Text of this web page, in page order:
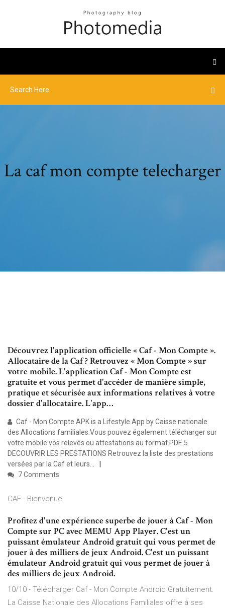
La caf mon compte telecharger
‎Découvrez l'application officielle « Caf - Mon Compte ».
Allocataire de la Caf ? Retrouvez « Mon Compte » sur
votre mobile. L'application Caf - Mon Compte est
gratuite et vous permet d'accéder de manière simple,
pratique et sécurisée aux informations relatives à votre
dossier d'allocataire. L'app…
Caf - Mon Compte APK is a Lifestyle App by Caisse nationale
des Allocations familiales.Vous pouvez également télécharger sur
votre mobile vos relevés ou attestations au format PDF. 5.
DECOUVRIR LES PRESTATIONS Retrouvez la liste des prestations
versées par la Caf et leurs...
7 Comments
CAF - Bienvenue
Profitez d'une expérience superbe de jouer à Caf - Mon
Compte sur PC avec MEMU App Player. C'est un
puissant émulateur Android gratuit qui vous permet de
jouer à des milliers de jeux Android. C'est un puissant
émulateur Android gratuit qui vous permet de jouer à
des milliers de jeux Android.
10/10 - Télécharger Caf - Mon Compte Android Gratuitement.
La Caisse Nationale des Allocations Familiales offre à ses